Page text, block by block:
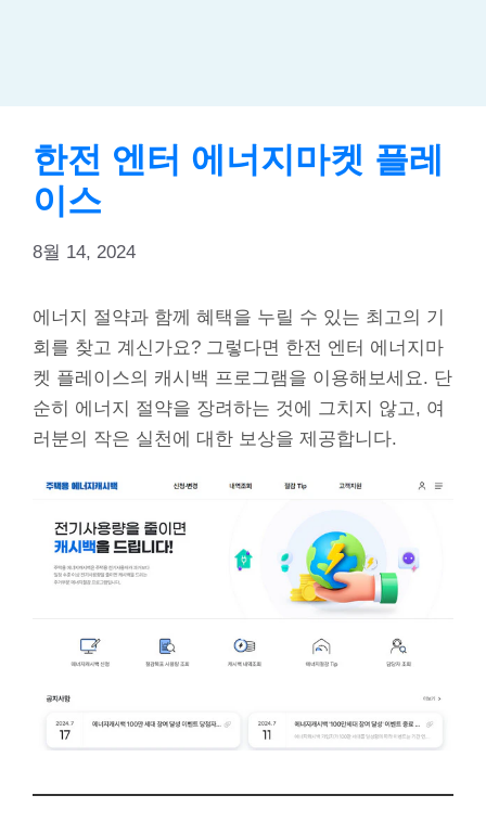
한전 엔터 에너지마켓 플레
이스
8월 14, 2024
에너지 절약과 함께 혜택을 누릴 수 있는 최고의 기
회를 찾고 계신가요? 그렇다면 한전 엔터 에너지마
켓 플레이스의 캐시백 프로그램을 이용해보세요. 단
순히 에너지 절약을 장려하는 것에 그치지 않고, 여
러분의 작은 실천에 대한 보상을 제공합니다.